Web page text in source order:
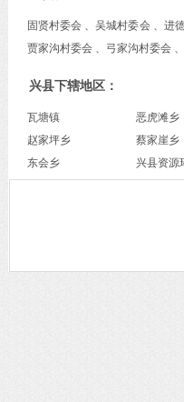
固贤村委会 、吴城村委会 、进
贾家沟村委会 、弓家沟村委会
兴县下辖地区：
瓦塘镇 恶虎滩乡
赵家坪乡
蔡家崖乡
东会乡
兴县资源